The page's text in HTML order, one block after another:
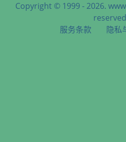
Copyright © 1999 - 2026.
服务条款
隐私